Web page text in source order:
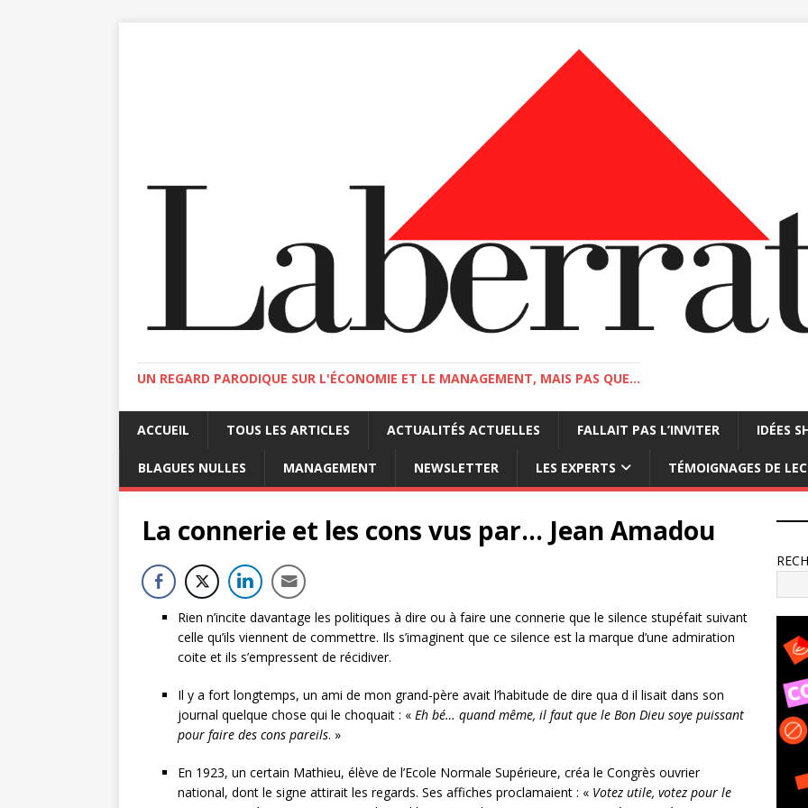
UN REGARD PARODIQUE SUR L'ÉCONOMIE ET LE MANAGEMENT, MAIS PAS QUE...
ACCUEIL TOUS LES ARTICLES ACTUALITÉS ACTUELLES FALLAIT PAS L’INVITER IDÉES
BLAGUES NULLES MANAGEMENT NEWSLETTER LES EXPERTS TÉMOIGNAGES DE
La connerie et les cons vus par… Jean Amadou
Rien n’incite davantage les politiques à dire ou à faire une connerie que le silence stupéfait suivant
celle qu’ils viennent de commettre. Ils s’imaginent que ce silence est la marque d’une admiration
coite et ils s’empressent de récidiver.
Il y a fort longtemps, un ami de mon grand-père avait l’habitude de dire qua d il lisait dans son
journal quelque chose qui le choquait : « Eh bé… quand même, il faut que le Bon Dieu soye puissant
pour faire des cons pareils. »
En 1923, un certain Mathieu, élève de l’Ecole Normale Supérieure, créa le Congrès ouvrier
national, dont le signe attirait les regards. Ses affiches proclamaient : « Votez utile, votez pour le